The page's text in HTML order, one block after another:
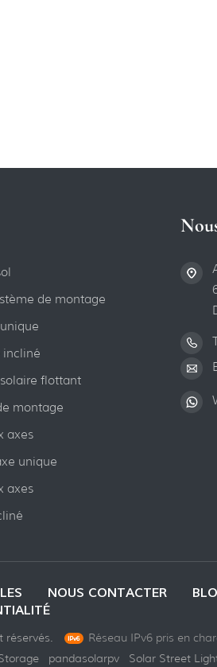
de montage
incliné
flottant
montage
axes
unique
axes
NOUS CONTACTER
réservés.
Réseau IPv6 pris en
pandasolarpv Solar Street